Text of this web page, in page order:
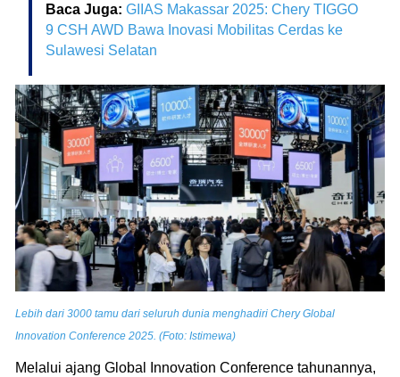
Baca Juga: GIIAS Makassar 2025: Chery TIGGO
9 CSH AWD Bawa Inovasi Mobilitas Cerdas ke
Sulawesi Selatan
Lebih dari 3000 tamu dari seluruh dunia menghadiri Chery Global
Innovation Conference 2025. (Foto: Istimewa)
Melalui ajang Global Innovation Conference tahunannya,